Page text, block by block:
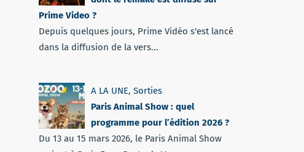
Prime Video ?
Depuis quelques jours, Prime Vidéo s'est lancé
dans la diffusion de la vers...
A LA UNE, Sorties
Paris Animal Show : quel
programme pour l’édition 2026 ?
Du 13 au 15 mars 2026, le Paris Animal Show